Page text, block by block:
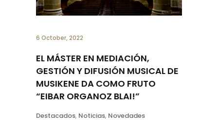
6 October, 2022
EL MÁSTER EN MEDIACIÓN,
GESTIÓN Y DIFUSIÓN MUSICAL DE
MUSIKENE DA COMO FRUTO
“EIBAR ORGANOZ BLAI!”
Destacados, Noticias, Novedades